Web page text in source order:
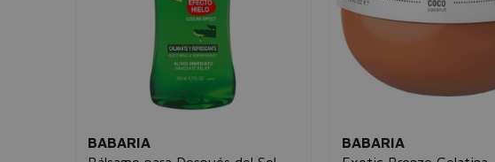
BABARIA
BABARIA